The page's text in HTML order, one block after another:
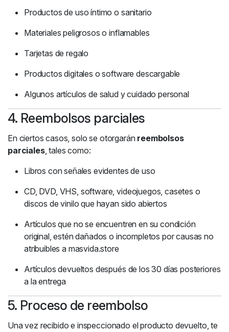
Productos de uso íntimo o sanitario
Materiales peligrosos o inflamables
Tarjetas de regalo
Productos digitales o software descargable
Algunos artículos de salud y cuidado personal
4. Reembolsos parciales
En ciertos casos, solo se otorgarán reembolsos
parciales, tales como:
Libros con señales evidentes de uso
CD, DVD, VHS, software, videojuegos, casetes o
discos de vinilo que hayan sido abiertos
Artículos que no se encuentren en su condición
original, estén dañados o incompletos por causas no
atribuibles a masvida.store
Artículos devueltos después de los 30 días posteriores
a la entrega
5. Proceso de reembolso
Una vez recibido e inspeccionado el producto devuelto, te